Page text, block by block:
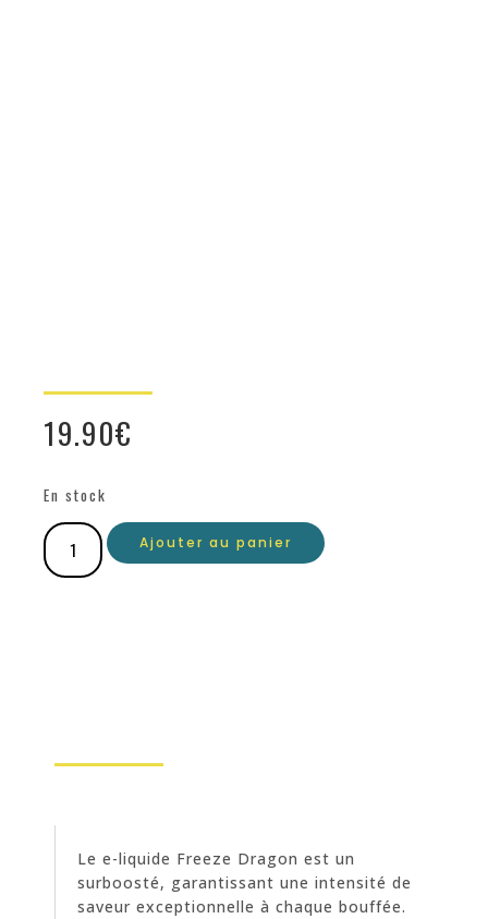
19.90€
En stock
Ajouter au panier
Le e-liquide Freeze Dragon est un
surboosté, garantissant une intensité de
saveur exceptionnelle à chaque bouffée.